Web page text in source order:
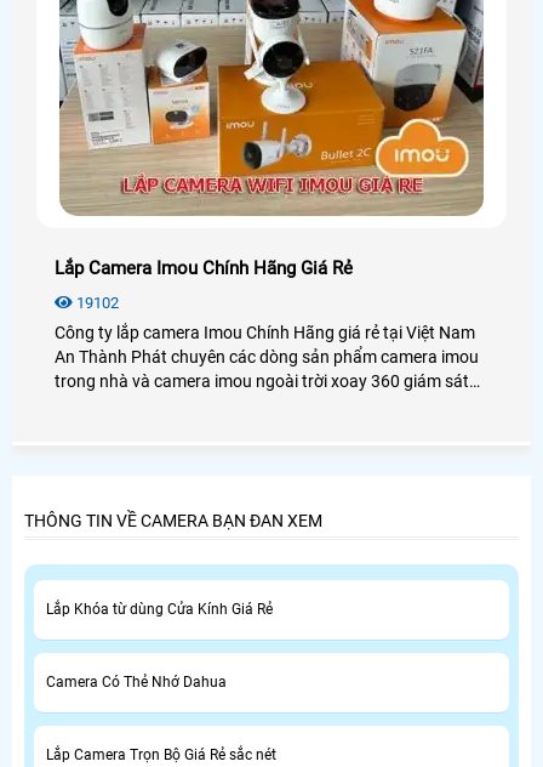
Lắp Camera Imou Chính Hãng Giá Rẻ
19102
Công ty lắp camera Imou Chính Hãng giá rẻ tại Việt Nam
An Thành Phát chuyên các dòng sản phẩm camera imou
trong nhà và camera imou ngoài trời xoay 360 giám sát
THÔNG TIN VỀ CAMERA BẠN ĐAN XEM
Lắp Khóa từ dùng Cửa Kính Giá Rẻ
Camera Có Thẻ Nhớ Dahua
Lắp Camera Trọn Bộ Giá Rẻ sắc nét